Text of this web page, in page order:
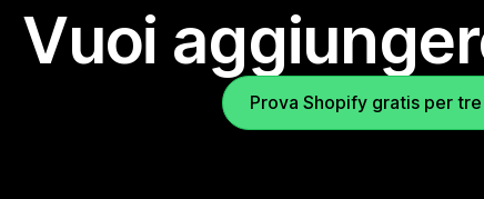
Vuoi
Prova Shopify gratis per